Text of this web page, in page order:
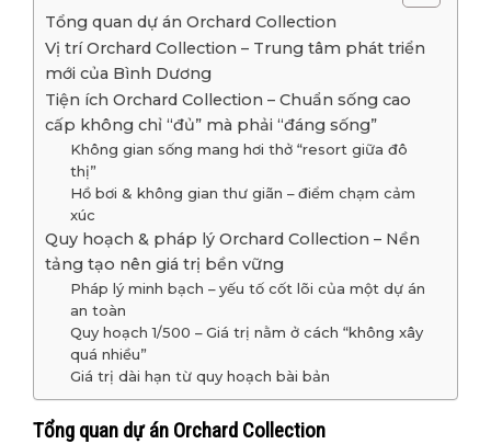
Tổng quan dự án Orchard Collection
Vị trí Orchard Collection – Trung tâm phát triển
mới của Bình Dương
Tiện ích Orchard Collection – Chuẩn sống cao
cấp không chỉ “đủ” mà phải “đáng sống”
Không gian sống mang hơi thở “resort giữa đô
thị”
Hồ bơi & không gian thư giãn – điểm chạm cảm
xúc
Quy hoạch & pháp lý Orchard Collection – Nền
tảng tạo nên giá trị bền vững
Pháp lý minh bạch – yếu tố cốt lõi của một dự án
an toàn
Quy hoạch 1/500 – Giá trị nằm ở cách “không xây
quá nhiều”
Giá trị dài hạn từ quy hoạch bài bản
Tổng quan dự án Orchard Collection